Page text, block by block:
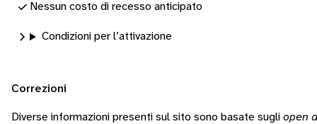
Nessun costo di recesso anticipato
Condizioni per l’attivazione
Correzioni
Diverse informazioni presenti sul sito sono basate sugli open